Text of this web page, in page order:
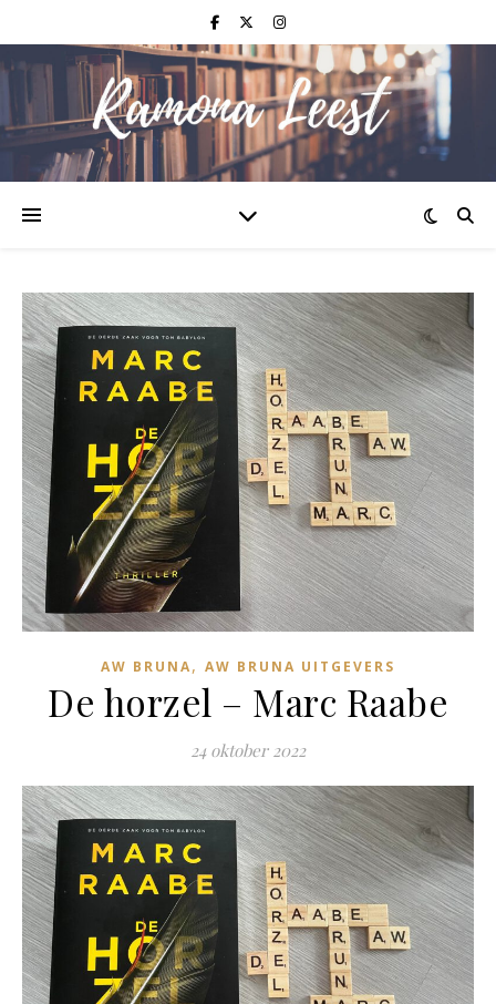
AW BRUNA, AW BRUNA UITGEVERS
De horzel – Marc Raabe
24 oktober 2022